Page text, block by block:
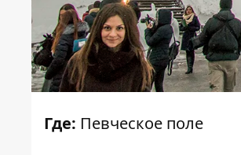
Где: Певческое поле